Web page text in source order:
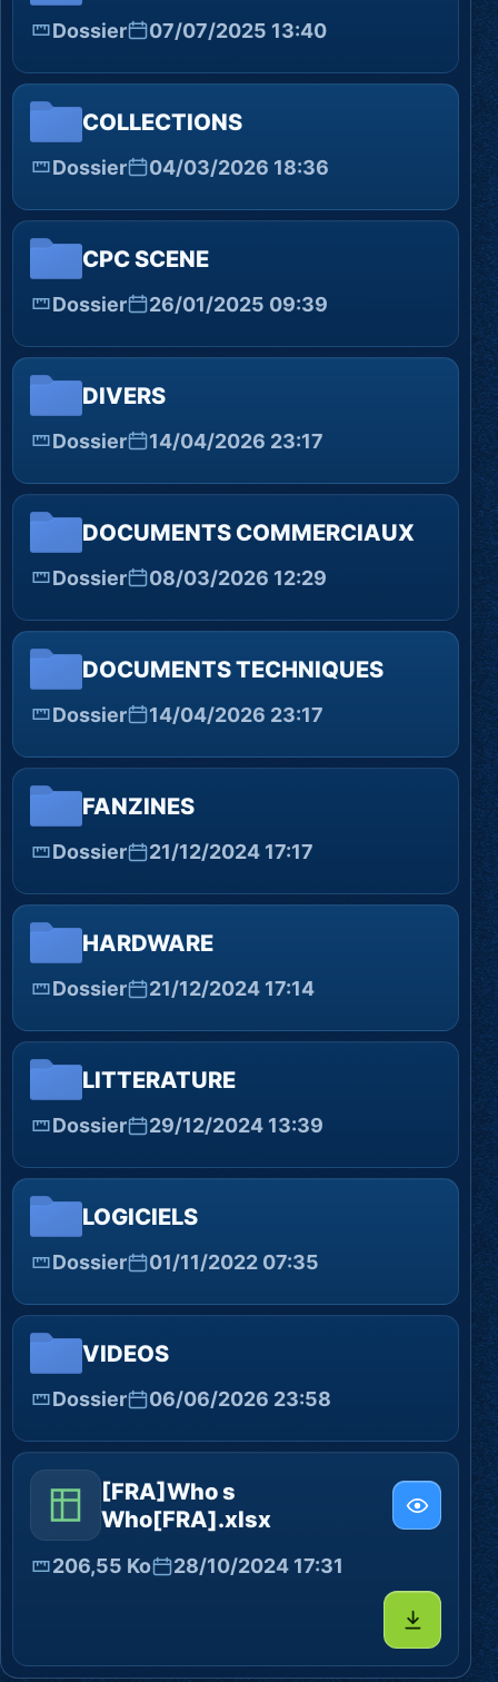
Dossier 07/07/2025 13:40
COLLECTIONS
Dossier 04/03/2026 18:36
CPC SCENE
Dossier 26/01/2025 09:39
DIVERS
Dossier 14/04/2026 23:17
DOCUMENTS COMMERCIAUX
Dossier 08/03/2026 12:29
DOCUMENTS TECHNIQUES
Dossier 14/04/2026 23:17
FANZINES
Dossier 21/12/2024 17:17
HARDWARE
Dossier 21/12/2024 17:14
LITTERATURE
Dossier 29/12/2024 13:39
LOGICIELS
Dossier 01/11/2022 07:35
VIDEOS
Dossier 06/06/2026 23:58
[FRA]Who s
Who[FRA].xlsx
206,55 Ko 28/10/2024 17:31